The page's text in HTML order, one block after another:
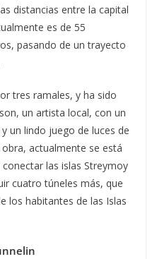
distancias entre la capital
es de 55
pasando de un trayecto
tres ramales, y ha sido
un artista local, con un
un lindo juego de luces de
actualmente se está
las islas Streymoy
cuatro túneles más, que
los habitantes de las Islas